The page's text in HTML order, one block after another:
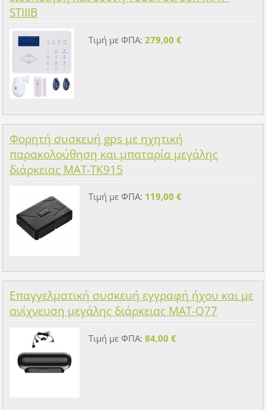
STIIIB
Τιμή με ΦΠΑ: 279,00 €
Φορητή συσκευή gps με ηχητική
παρακολούθηση και μπαταρία μεγάλης
διάρκειας MAT-TK915
Τιμή με ΦΠΑ: 119,00 €
Επαγγελματική συσκευή εγγραφή ήχου και με
ανίχνευση μεγάλης διάρκειας MAT-Q77
Τιμή με ΦΠΑ: 84,00 €